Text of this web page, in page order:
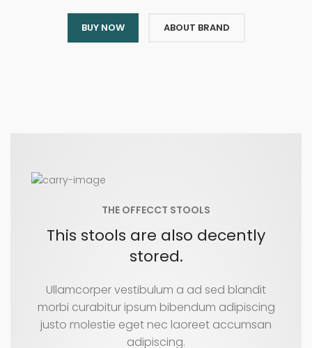
BUY NOW ABOUT BRAND
THE OFFECCT STOOLS
This stools are also decently
stored.
Ullamcorper vestibulum a ad sed blandit
morbi curabitur ipsum bibendum adipiscing
justo molestie eget nec laoreet accumsan
adipiscing.